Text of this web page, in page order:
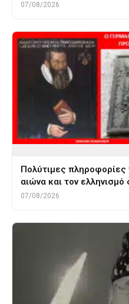
07/08/2026
Πολύτιμες πληροφορίες
αιώνα και τον
07/08/2026